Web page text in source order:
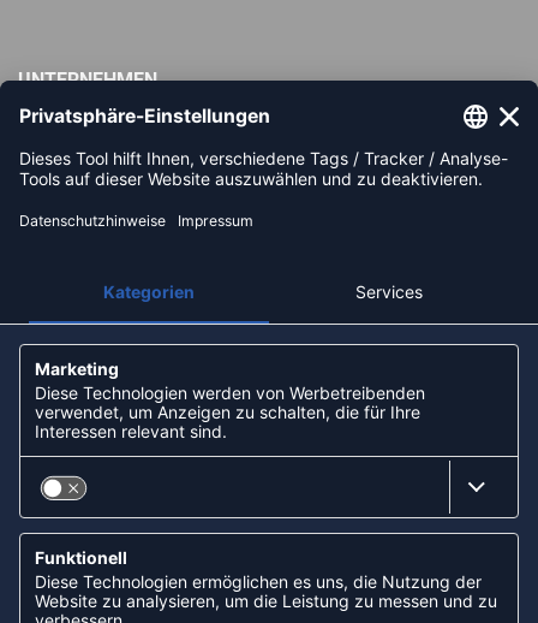
UNTERNEHMEN
Impressum
AGB
Widerrufsbelehrung
Partner: Handball-Camp
Nachhaltigkeit und Soziales
ZAHLUNGSARTEN
Apple Pay
Lastschrift (ELV) via Sofort
Kreditkarte
Rechnungskauf via Klarna
Vorkasse